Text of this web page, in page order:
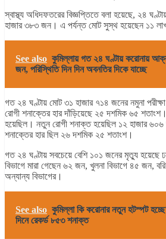
স্বাস্থ্য অধিদফতরের বিজ্ঞপ্তিতে বলা হয়েছে, ২৪
হাজার ৩৮৩ জন। এ পর্যন্ত মোট সুস্থ হয়েছেন ১১
See also কুমিল্লায় গত ২৪ ঘণ্টায় করোনায়
জন, পরিস্থিতি দিন দিন অবনতির দিকে যাচ্ছে
গত ২৪ ঘণ্টায় মোট ৩১ হাজার ৭১৪ জনের নমুনা পরীক্ষা
রোগী শনাক্তের হার দাঁড়িয়েছে ২৫ দশমিক ৬৫
হয়েছিল। নতুন রোগী শনাক্ত হয়েছিল ১২ হাজার ৬০৬
শনাক্তের হার ছিল ২৬ দশমিক ২৫ শতাংশ।
গত ২৪ ঘণ্টায় সবচেয়ে বেশি ১০১ জনের মৃত্যু হয়েছে
বিভাগে মারা গেছেন ৬২ জন, খুলনা বিভাগে ৪৫ জন,
অন্যান্য বিভাগের।
See also কুমিল্লা কি করোনার নতুন হটস্পট
দিনে রেকর্ড ৮৫৩ শনাক্ত